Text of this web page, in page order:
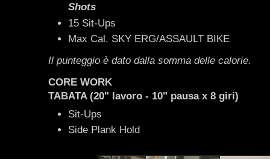
Shots
15 Sit-Ups
Max Cal. SKY ERG/ASSAULT BIKE
Il punteggio è dato dalla somma delle calorie.
CORE WORK
TABATA (20" lavoro - 10" pausa x 8 giri)
Sit-Ups
Side Plank Hold